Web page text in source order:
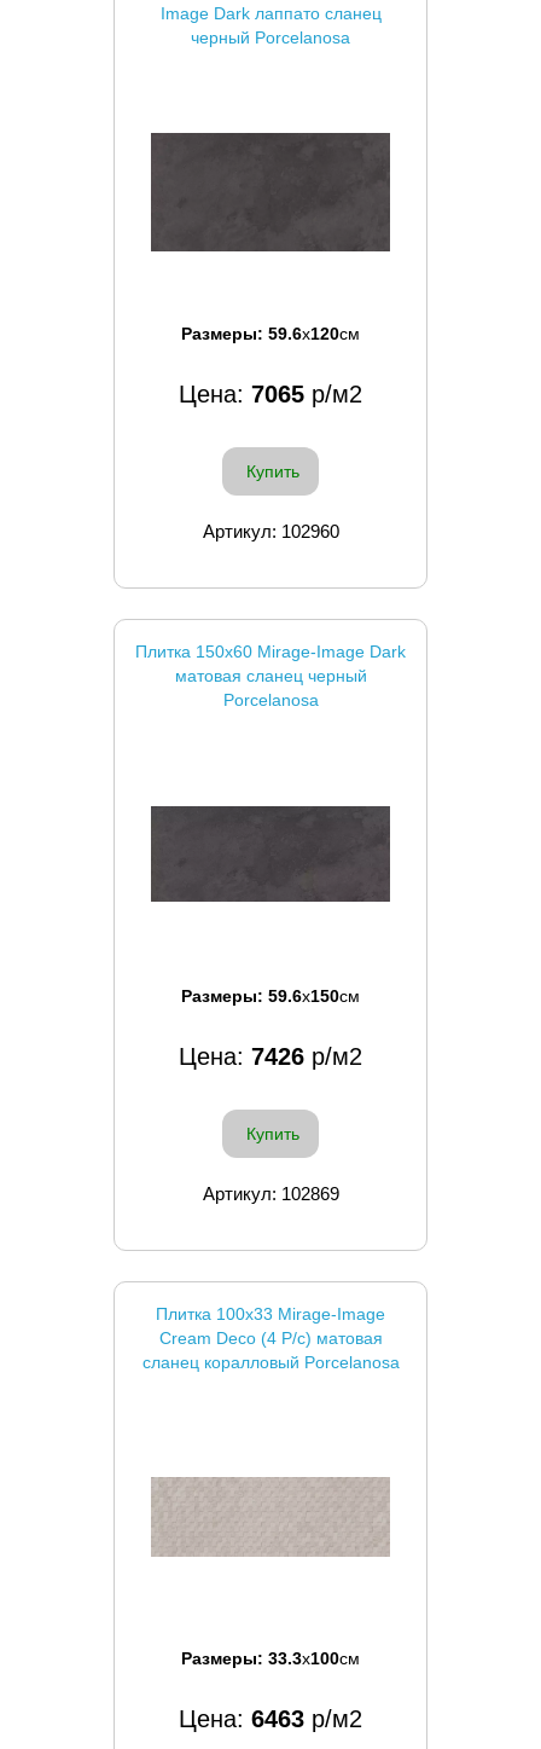
Image Dark лаппато сланец
черный Porcelanosa
Размеры: 59.6x120см
Цена: 7065 р/м2
Купить
Артикул: 102960
Плитка 150x60 Mirage-Image Dark
матовая сланец черный
Porcelanosa
Размеры: 59.6x150см
Цена: 7426 р/м2
Купить
Артикул: 102869
Плитка 100x33 Mirage-Image
Cream Deco (4 P/c) матовая
сланец коралловый Porcelanosa
Размеры: 33.3x100см
Цена: 6463 р/м2